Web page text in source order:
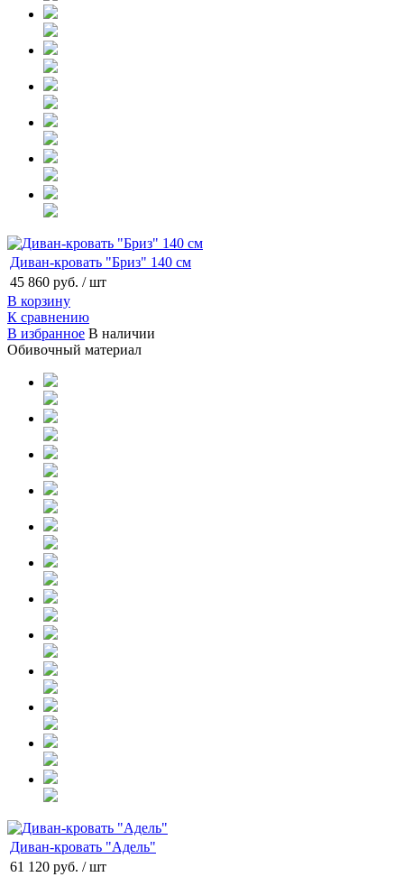
Диван-кровать "Бриз" 140 см
45 860 руб. / шт
В корзину
К сравнению
В избранное В наличии
Обивочный материал
Диван-кровать "Адель"
61 120 руб. / шт